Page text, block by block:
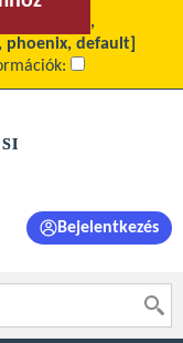
adatok,
phoenix, default]
Bejelentkezés